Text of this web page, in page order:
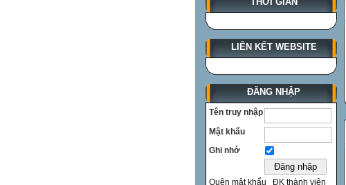
LIÊN KẾT WEBSITE
ĐĂNG NHẬP
Tên truy nhập
Mật khẩu
Ghi nhớ
Quên mật khẩu ĐK thành viên